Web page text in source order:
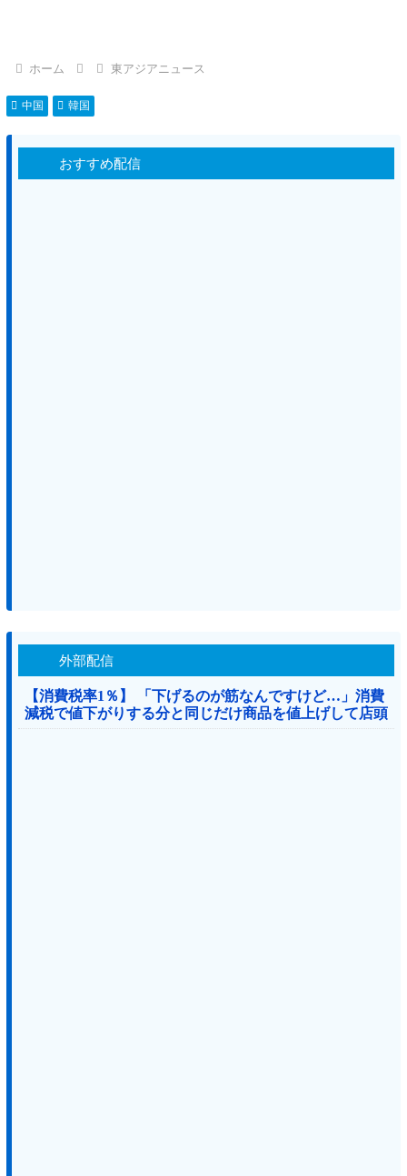
ホーム 東アジアニュース
中国 韓国
おすすめ配信
外部配信
【消費税率1％】 「下げるのが筋なんですけど…」消費
減税で値下がりする分と同じだけ商品を値上げして店頭
価格を変えない店も